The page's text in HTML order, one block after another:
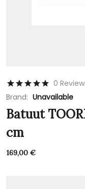
0
Brand: Unavailable
Batuut
cm
169,00 €